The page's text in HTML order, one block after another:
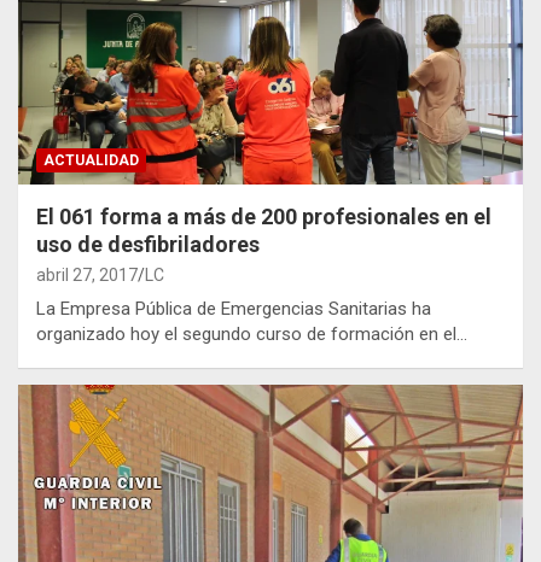
ACTUALIDAD
El 061 forma a más de 200 profesionales en el
uso de desfibriladores
abril 27, 2017 LC
La Empresa Pública de Emergencias Sanitarias ha
organizado hoy el segundo curso de formación en el…